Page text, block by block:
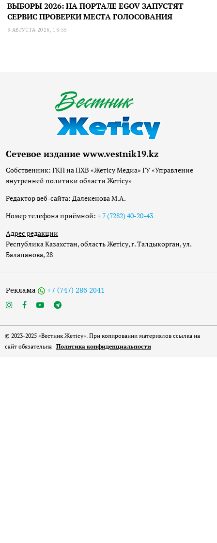
ВЫБОРЫ 2026: НА ПОРТАЛЕ EGOV ЗАПУСТЯТ
СЕРВИС ПРОВЕРКИ МЕСТА ГОЛОСОВАНИЯ
6 АВГУСТА 2026, 16:55
Сетевое издание www.vestnik19.kz
Собственник: ГКП на ПХВ «Жетісу Медиа» ГУ «Управление
внутренней политики области Жетісу»
Редактор веб-сайта: Далекенова М.А.
Номер телефона приёмной: + 7 (7282) 40-20-43
Адрес редакции
Республика Казахстан, область Жетісу, г. Талдыкорган, ул.
Балапанова, 28
Реклама +7 (747) 286 2041
© 2023-2025 «Вестник Жетісу». При копировании материалов ссылка на
сайт обязательна | Политика конфиденциальности